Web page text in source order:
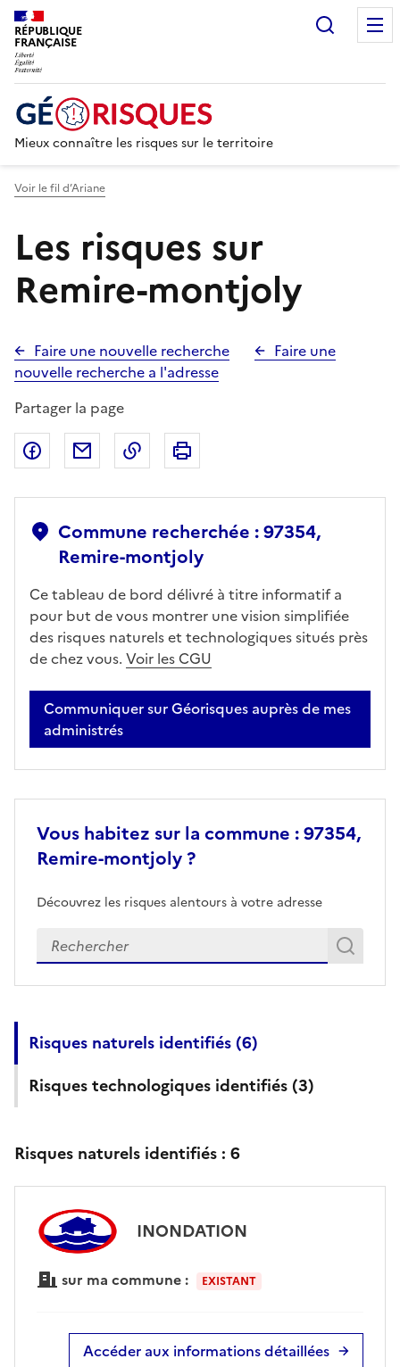
RÉPUBLIQUE
FRANÇAISE
Mieux connaître les risques sur le territoire
Voir le fil d’Ariane
Les risques sur
Remire-montjoly
Faire une nouvelle recherche
Faire une
nouvelle recherche a l'adresse
Partager la page
Partager sur Facebook
Partager par emailCopier dans le presse-papier
Commune recherchée : 97354,
Remire-montjoly
Ce tableau de bord délivré à titre informatif a
pour but de vous montrer une vision simplifiée
des risques naturels et technologiques situés près
de chez vous. Voir les CGU
Communiquer sur Géorisques auprès de mes
administrés
Vous habitez sur la commune : 97354,
Remire-montjoly ?
Découvrez les risques alentours à votre adresse
Veuillez renseigner votre adresse exacte
Risques naturels identifiés (6)
Risques technologiques identifiés (3)
Risques naturels identifiés : 6
INONDATION
sur ma commune : EXISTANT
Accéder aux informations détaillées